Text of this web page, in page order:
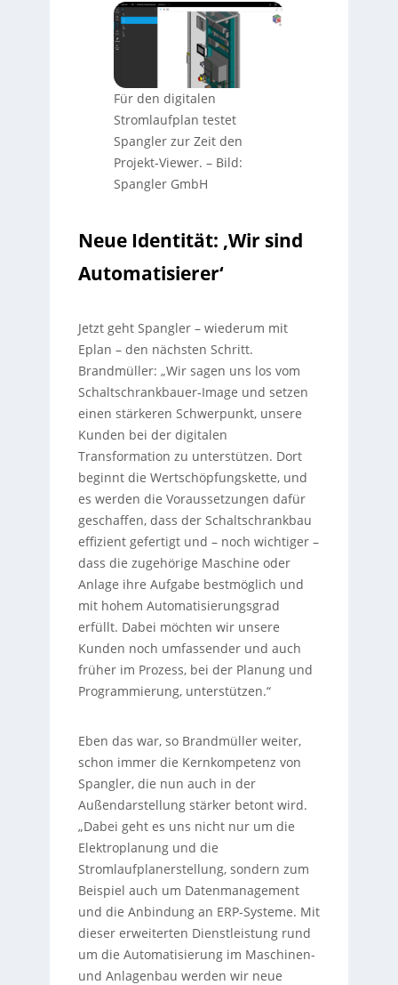
Für den digitalen
Stromlaufplan testet
Spangler zur Zeit den
Projekt-Viewer. – Bild:
Spangler GmbH
Neue Identität: ‚Wir sind
Automatisierer‘
Jetzt geht Spangler – wiederum mit
Eplan – den nächsten Schritt.
Brandmüller: „Wir sagen uns los vom
Schaltschrankbauer-Image und setzen
einen stärkeren Schwerpunkt, unsere
Kunden bei der digitalen
Transformation zu unterstützen. Dort
beginnt die Wertschöpfungskette, und
es werden die Voraussetzungen dafür
geschaffen, dass der Schaltschrankbau
effizient gefertigt und – noch wichtiger –
dass die zugehörige Maschine oder
Anlage ihre Aufgabe bestmöglich und
mit hohem Automatisierungsgrad
erfüllt. Dabei möchten wir unsere
Kunden noch umfassender und auch
früher im Prozess, bei der Planung und
Programmierung, unterstützen.“
Eben das war, so Brandmüller weiter,
schon immer die Kernkompetenz von
Spangler, die nun auch in der
Außendarstellung stärker betont wird.
„Dabei geht es uns nicht nur um die
Elektroplanung und die
Stromlaufplanerstellung, sondern zum
Beispiel auch um Datenmanagement
und die Anbindung an ERP-Systeme. Mit
dieser erweiterten Dienstleistung rund
um die Automatisierung im Maschinen-
und Anlagenbau werden wir neue